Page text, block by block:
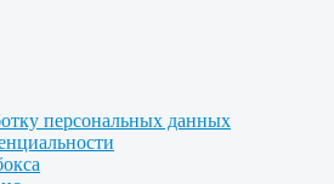
персональных данных